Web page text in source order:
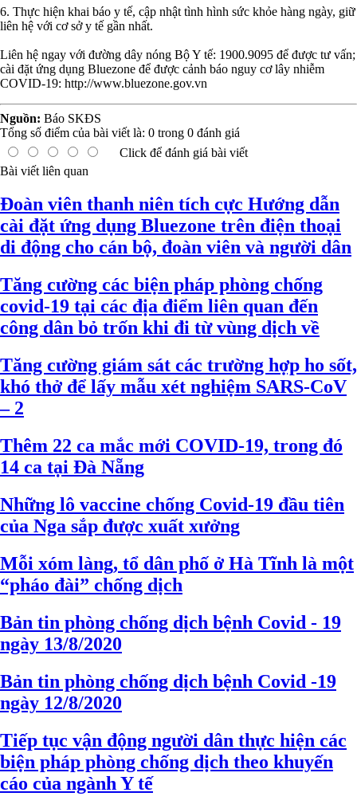
6. Thực hiện khai báo y tế, cập nhật tình hình sức khỏe hàng ngày, giữ
liên hệ với cơ sở y tế gần nhất.
Liên hệ ngay với đường dây nóng Bộ Y tế: 1900.9095 để được tư vấn;
cài đặt ứng dụng Bluezone để được cảnh báo nguy cơ lây nhiễm
COVID-19: http://www.bluezone.gov.vn
Nguồn: Báo SKĐS
Tổng số điểm của bài viết là: 0 trong 0 đánh giá
Click để đánh giá bài viết
Bài viết liên quan
Đoàn viên thanh niên tích cực Hướng dẫn
cài đặt ứng dụng Bluezone trên điện thoại
di động cho cán bộ, đoàn viên và người dân
Tăng cường các biện pháp phòng chống
covid-19 tại các địa điểm liên quan đến
công dân bỏ trốn khi đi từ vùng dịch về
Tăng cường giám sát các trường hợp ho sốt,
khó thở để lấy mẫu xét nghiệm SARS-CoV
– 2
Thêm 22 ca mắc mới COVID-19, trong đó
14 ca tại Đà Nẵng
Những lô vaccine chống Covid-19 đầu tiên
của Nga sắp được xuất xưởng
Mỗi xóm làng, tổ dân phố ở Hà Tĩnh là một
“pháo đài” chống dịch
Bản tin phòng chống dịch bệnh Covid - 19
ngày 13/8/2020
Bản tin phòng chống dịch bệnh Covid -19
ngày 12/8/2020
Tiếp tục vận động người dân thực hiện các
biện pháp phòng chống dịch theo khuyến
cáo của ngành Y tế